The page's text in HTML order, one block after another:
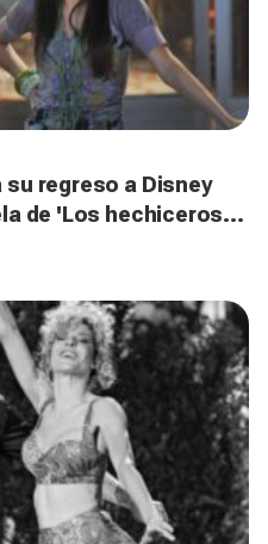
regreso a Disney
de 'Los hechiceros